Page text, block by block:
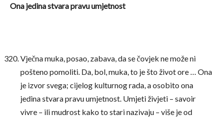
Ona jedina stvara pravu umjetnost
Vječna muka, posao, zabava, da se čovjek ne može ni
pošteno pomoliti. Da, bol, muka, to je što život ore … Ona
je izvor svega; cijelog kulturnog rada, a osobito ona
jedina stvara pravu umjetnost. Umjeti živjeti – savoir
vivre – ili mudrost kako to stari nazivaju – više je od